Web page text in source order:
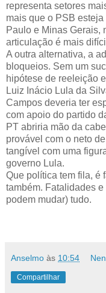
representa setores
mais que o PSB
Paulo e Minas Gerais,
articulação é mais
A outra alternativa, a
bloqueios. Sem um
hipótese de reeleição
Luiz Inácio Lula da
Campos deveria ter
com apoio do partido
PT abriria mão da
provável com o neto
tangível com uma
governo Lula.
Que política tem fila, é
também. Fatalidades
podem mudar) tudo.
Anselmo às 10:54
Compartilhar